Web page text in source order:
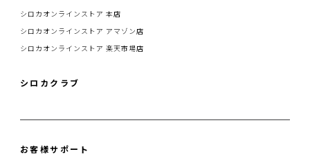
シロカオンラインストア 本店
シロカオンラインストア アマゾン店
シロカオンラインストア 楽天市場店
シロカクラブ
お客様サポート